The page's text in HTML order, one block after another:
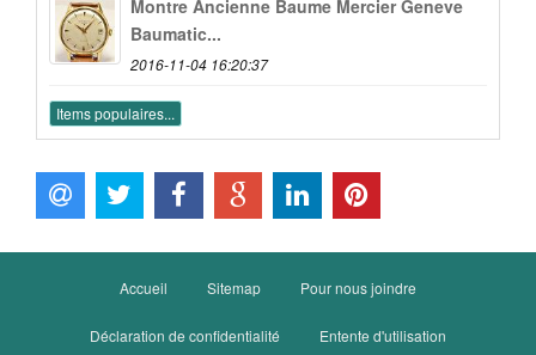
Montre Ancienne Baume Mercier Geneve
Baumatic...
2016-11-04 16:20:37
Items populaires...
Accueil Sitemap Pour nous joindre
Déclaration de confidentialité Entente d'utilisation